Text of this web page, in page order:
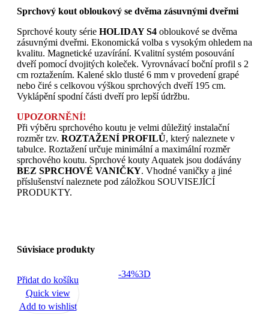
Sprchový kout obloukový se dvěma zásuvnými dveřmi
Sprchové kouty série HOLIDAY S4 obloukové se dvěma
zásuvnými dveřmi. Ekonomická volba s vysokým ohledem na
kvalitu. Magnetické uzavírání. Kvalitní systém posouvání
dveří pomocí dvojitých koleček. Vyrovnávací boční profil s 2
cm roztažením. Kalené sklo tlusté 6 mm v provedení grapé
nebo čiré s celkovou výškou sprchových dveří 195 cm.
Vyklápění spodní části dveří pro lepší údržbu.
UPOZORNĚNÍ!
Při výběru sprchového koutu je velmi důležitý instalační
rozměr tzv. ROZTAŽENÍ PROFILŮ, který naleznete v
tabulce. Roztažení určuje minimální a maximální rozměr
sprchového koutu. Sprchové kouty Aquatek jsou dodávány
BEZ SPRCHOVÉ VANIČKY. Vhodné vaničky a jiné
příslušenství naleznete pod záložkou SOUVISEJÍCÍ
PRODUKTY.
Súvisiace produkty
-34%3D
Přidat do košíku
Quick view
Add to wishlist